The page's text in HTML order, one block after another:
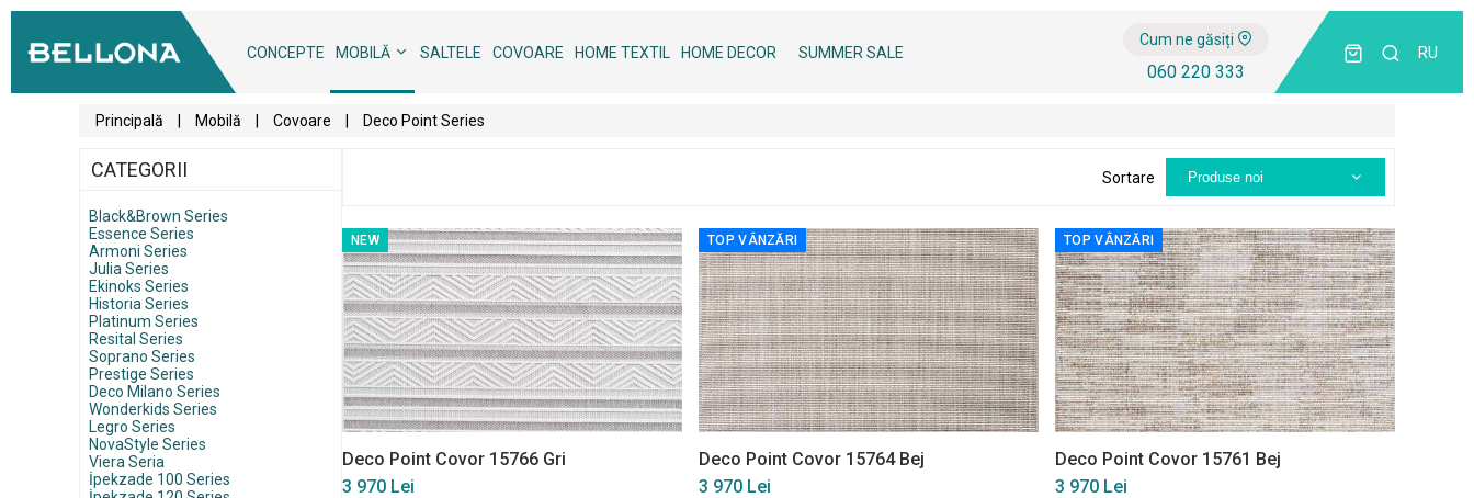
CONCEPTE MOBILĂ SALTELE COVOARE HOME TEXTIL HOME DECOR SUMMER SALE
Cum ne găsiți
060 220 333
RU
Principală Mobilă Covoare Deco Point Series
CATEGORII
Black&Brown Series
Essence Series
Armoni Series
Julia Series
Ekinoks Series
Historia Series
Platinum Series
Resital Series
Soprano Series
Prestige Series
Deco Milano Series
Wonderkids Series
Legro Series
NovaStyle Series
Viera Seria
İpekzade 100 Series
Sortare Produse noi
NEW
Deco Point Covor 15766 Gri
3 970 Lei
TOP VÂNZĂRI
Deco Point Covor 15764 Bej
3 970 Lei
TOP VÂNZĂRI
Deco Point Covor 15761 Bej
3 970 Lei